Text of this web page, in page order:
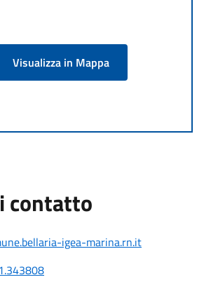
Visualizza in Mappa
contatto
igea-marina.rn.it